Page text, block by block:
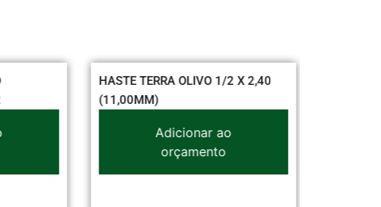
HASTE TERRA OLIVO 1/2 X 2,40
(11,00MM)
Adicionar ao
orçamento